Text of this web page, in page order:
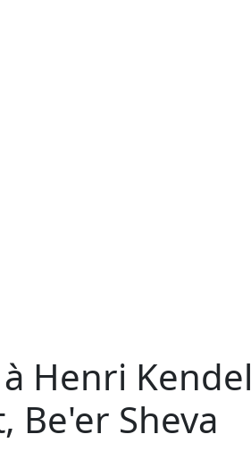
Henri Kendel
Be'er Sheva